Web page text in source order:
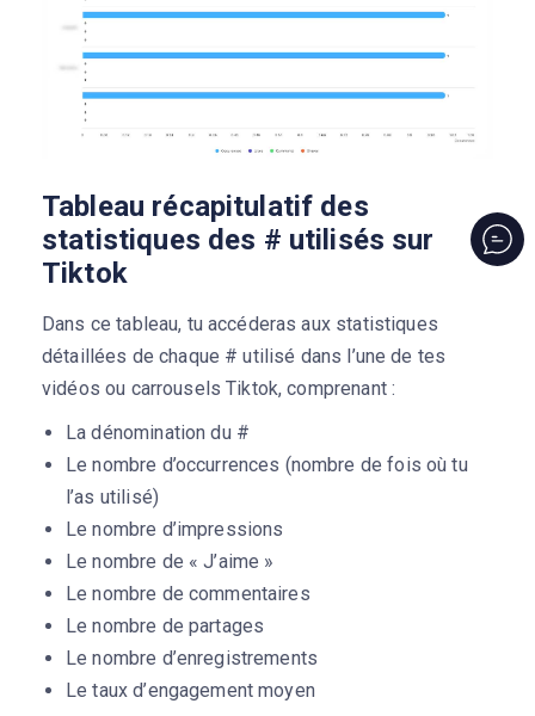
Tableau récapitulatif des
statistiques des # utilisés sur
Tiktok
Dans ce tableau, tu accéderas aux statistiques
détaillées de chaque # utilisé dans l’une de tes
vidéos ou carrousels Tiktok, comprenant :
La dénomination du #
Le nombre d’occurrences (nombre de fois où tu
l’as utilisé)
Le nombre d’impressions
Le nombre de « J’aime »
Le nombre de commentaires
Le nombre de partages
Le nombre d’enregistrements
Le taux d’engagement moyen